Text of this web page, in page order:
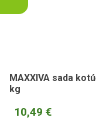
MAXXIVA sada
kg
10,49 €